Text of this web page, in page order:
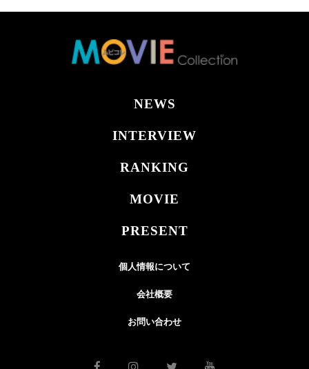
NEWS
INTERVIEW
RANKING
MOVIE
PRESENT
個人情報について
会社概要
お問い合わせ